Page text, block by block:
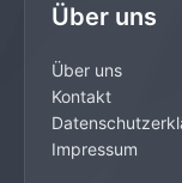
Über uns
Über uns
Kontakt
Impressum